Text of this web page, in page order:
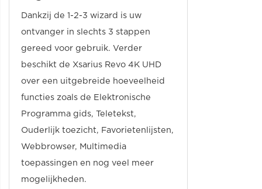
Dankzij de 1-2-3 wizard is uw
ontvanger in slechts 3 stappen
gereed voor gebruik. Verder
beschikt de Xsarius Revo 4K UHD
over een uitgebreide hoeveelheid
functies zoals de Elektronische
Programma gids, Teletekst,
Ouderlijk toezicht, Favorietenlijsten,
Webbrowser, Multimedia
toepassingen en nog veel meer
mogelijkheden.